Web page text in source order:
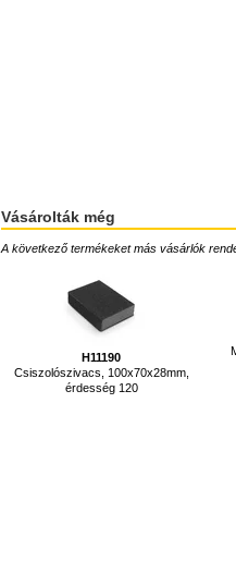
Vásárolták még
A következő termékeket más vásárlók
H11190
Csiszolószivacs, 100x70x28mm,
érdesség 120